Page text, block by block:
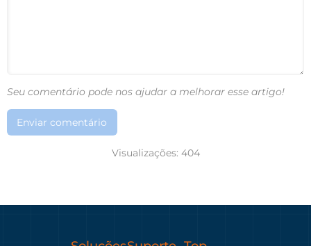
Seu comentário pode nos ajudar a melhorar esse artigo!
Enviar comentário
Visualizações: 404